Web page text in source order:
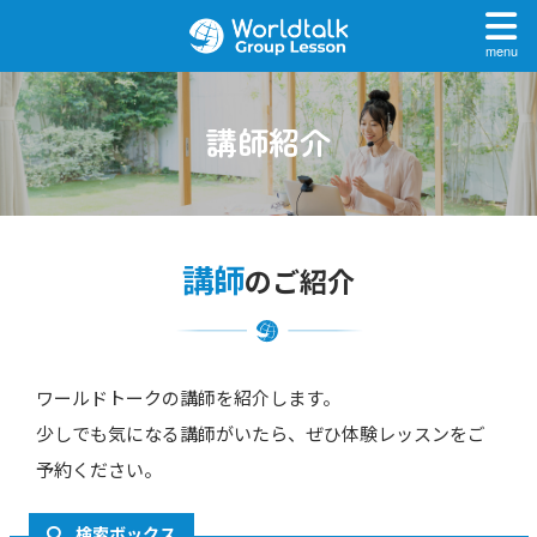
menu
講師紹介
講師のご紹介
ワールドトークの講師を紹介します。
少しでも気になる講師がいたら、ぜひ体験レッスンをご
予約ください。